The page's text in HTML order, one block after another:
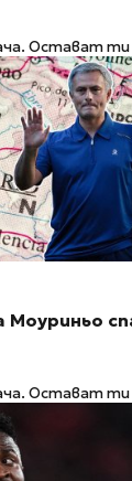
Остават
Моуриньо
Остават